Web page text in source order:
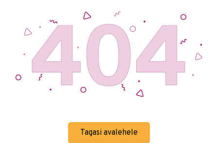
Tagasi avalehele